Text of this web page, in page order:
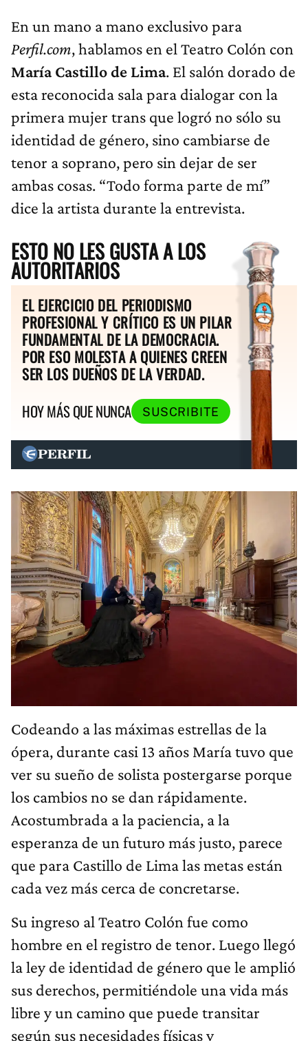
En un mano a mano exclusivo para
Perfil.com, hablamos en el Teatro Colón con
María Castillo de Lima. El salón dorado de
esta reconocida sala para dialogar con la
primera mujer trans que logró no sólo su
identidad de género, sino cambiarse de
tenor a soprano, pero sin dejar de ser
ambas cosas. “Todo forma parte de mí”
dice la artista durante la entrevista.
ESTO NO LES GUSTA A LOS
AUTORITARIOS
EL EJERCICIO DEL PERIODISMO
PROFESIONAL Y CRÍTICO ES UN PILAR
FUNDAMENTAL DE LA DEMOCRACIA.
POR ESO MOLESTA A QUIENES CREEN
SER LOS DUEÑOS DE LA VERDAD.
HOY MÁS QUE NUNCA
SUSCRIBITE
Codeando a las máximas estrellas de la
ópera, durante casi 13 años María tuvo que
ver su sueño de solista postergarse porque
los cambios no se dan rápidamente.
Acostumbrada a la paciencia, a la
esperanza de un futuro más justo, parece
que para Castillo de Lima las metas están
cada vez más cerca de concretarse.
Su ingreso al Teatro Colón fue como
hombre en el registro de tenor. Luego llegó
la ley de identidad de género que le amplió
sus derechos, permitiéndole una vida más
libre y un camino que puede transitar
según sus necesidades físicas y